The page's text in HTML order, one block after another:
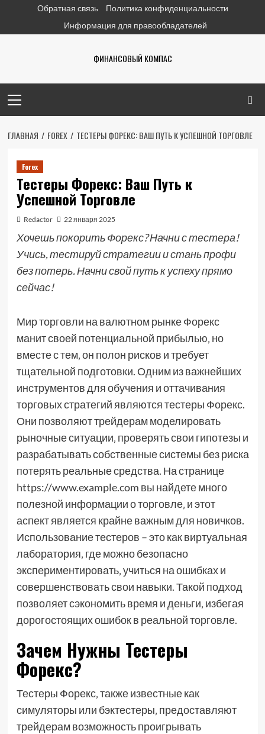
содержимому
Обратная связь
Политика конфиденциальности
Информация для правообладателей
ФИНАНСОВЫЙ КОМПАС
меню
ГЛАВНАЯ FOREX ТЕСТЕРЫ ФОРЕКС: ВАШ ПУТЬ К УСПЕШНОЙ ТОРГОВЛЕ
Forex
Тестеры Форекс: Ваш Путь к
Успешной Торговле
Redactor 22 января 2025
Хочешь покорить Форекс? Начни с тестера!
Учись, тестируй стратегии и стань профи
без потерь. Начни свой путь к успеху прямо
сейчас!
Мир торговли на валютном рынке Форекс
манит своей потенциальной прибылью‚ но
вместе с тем‚ он полон рисков и требует
тщательной подготовки. Одним из важнейших
инструментов для обучения и оттачивания
торговых стратегий являются тестеры Форекс.
Они позволяют трейдерам моделировать
рыночные ситуации‚ проверять свои гипотезы и
разрабатывать собственные системы без риска
потерять реальные средства. На странице
https://www.example.com вы найдете много
полезной информации о торговле‚ и этот
аспект является крайне важным для новичков.
Использование тестеров – это как виртуальная
лаборатория‚ где можно безопасно
экспериментировать‚ учиться на ошибках и
совершенствовать свои навыки. Такой подход
позволяет сэкономить время и деньги‚ избегая
дорогостоящих ошибок в реальной торговле.
Зачем Нужны Тестеры
Форекс?
Тестеры Форекс‚ также известные как
симуляторы или бэктестеры‚ предоставляют
трейдерам возможность проигрывать